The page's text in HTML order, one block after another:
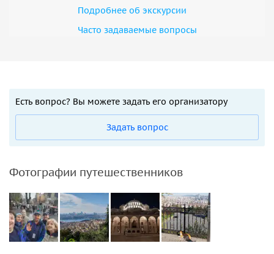
Подробнее об экскурсии
Часто задаваемые вопросы
Есть вопрос? Вы можете задать его организатору
Задать вопрос
Фотографии путешественников